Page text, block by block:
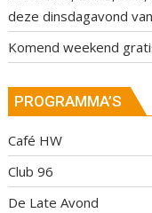
deze dinsdagavond
Komend weekend
PROGRAMMA’S
Café HW
Club 96
De Late Avond